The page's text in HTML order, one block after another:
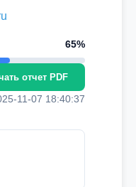
65%
отчет PDF
11-07 18:40:37